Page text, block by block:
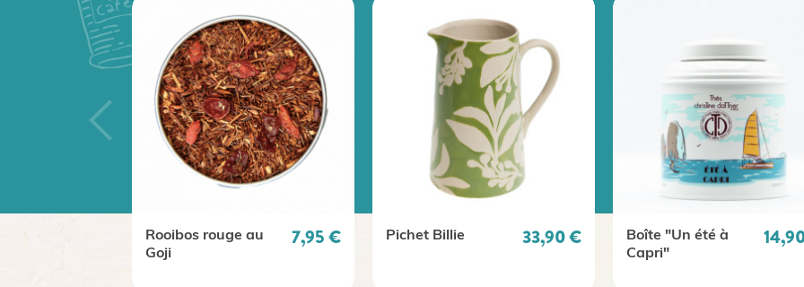
Rooibos rouge au
Goji
Prix
7,95 € Pichet Billie Prix
33,90 €
Boîte "Un été à
Capri"
Prix